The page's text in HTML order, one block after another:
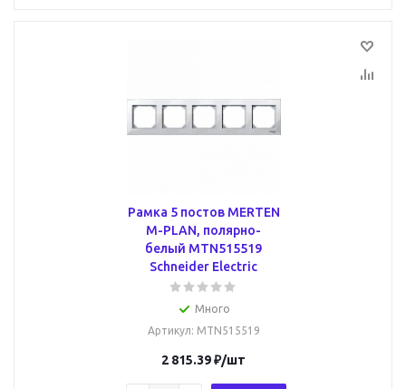
Рамка 5 постов MERTEN
M-PLAN, полярно-
белый MTN515519
Schneider Electric
Много
Артикул: MTN515519
2 815.39₽/шт